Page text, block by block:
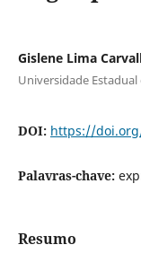
Gislene Lima
Universidade Estadual
DOI: https://
Palavras-chave:
Resumo